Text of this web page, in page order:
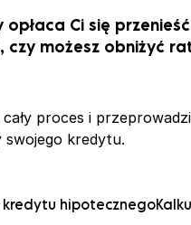
opłaca Ci się
możesz obniżyć
proces i
swojego kredytu.
kredytu hipotecznego